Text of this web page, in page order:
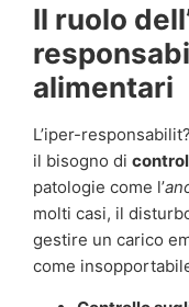
Il ruolo
alimentari
L’iper-
il bisogno di
patologie come l’
molti casi, il
gestire un carico
come